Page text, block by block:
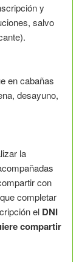
y
salvo
en cabañas
desayuno,
la
con
completar
el DNI
compartir